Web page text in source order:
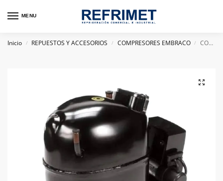
MENU
Inicio / REPUESTOS Y ACCESORIOS / COMPRESORES EMBRACO / COMPRESOR HERMETICO EMBRACO 1 1/4HP NJ9232GK R404A 220V